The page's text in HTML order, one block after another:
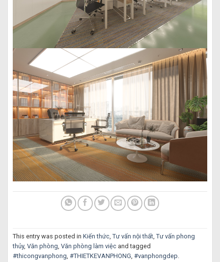
This entry was posted in Kiến thức Tư vấn nội thất Tư vấn phong
thủy, Văn phòng Văn phòng làm việc and tagged
#thicongvanphong #THIETKEVANPHONG #vanphongdep